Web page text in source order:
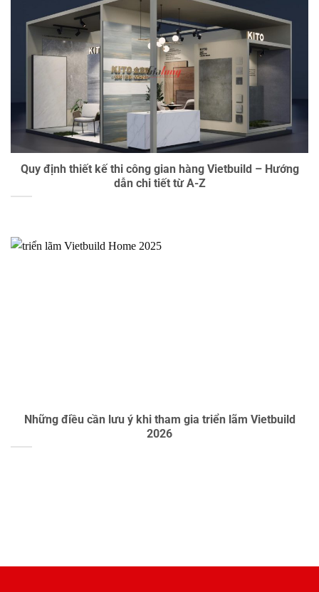
Quy định thiết kế thi công gian hàng Vietbuild – Hướng
dẫn chi tiết từ A-Z
Những điều cần lưu ý khi tham gia triển lãm Vietbuild
2026